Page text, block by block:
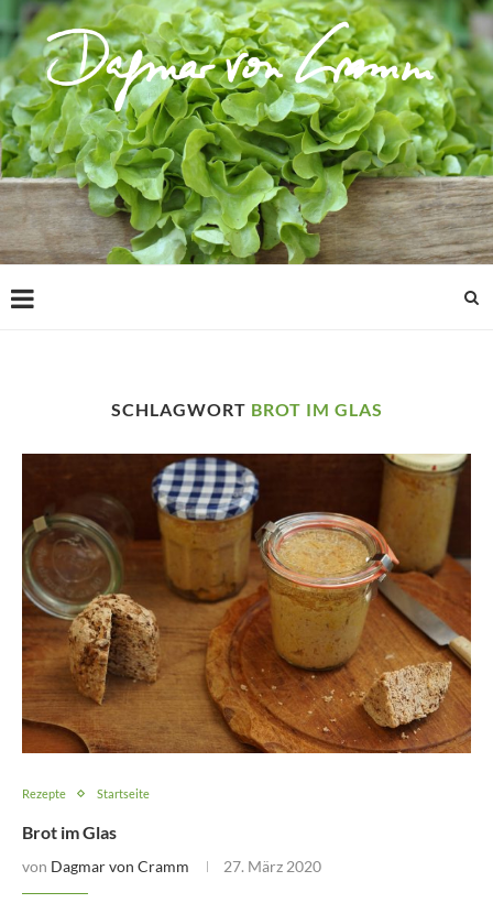
SCHLAGWORT BROT IM GLAS
Rezepte Startseite
Brot im Glas
von Dagmar von Cramm 27. März 2020